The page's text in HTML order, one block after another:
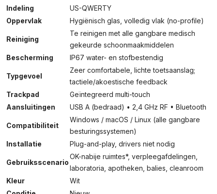
Indeling
US-QWERTY
Oppervlak
Hygiënisch glas, volledig vlak (no-profile)
Reiniging
Te reinigen met alle gangbare medisch
gekeurde schoonmaakmiddelen
Bescherming
IP67 water- en stofbestendig
Typgevoel
Zeer comfortabele, lichte toetsaanslag;
tactiele/akoestische feedback
Trackpad
Geïntegreerd multi-touch
Aansluitingen
USB A (bedraad) • 2,4 GHz RF • Bluetooth
Compatibiliteit
Windows / macOS / Linux (alle gangbare
besturingssystemen)
Installatie
Plug-and-play, drivers niet nodig
Gebruiksscenario
OK-nabije ruimtes*, verpleegafdelingen,
laboratoria, apotheken, balies, cleanroom
Kleur
Wit